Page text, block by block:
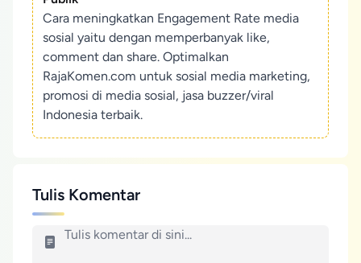
Cara meningkatkan Engagement Rate media
sosial yaitu dengan memperbanyak like,
comment dan share. Optimalkan
RajaKomen.com untuk sosial media marketing,
promosi di media sosial, jasa buzzer/viral
Indonesia terbaik.
Tulis Komentar